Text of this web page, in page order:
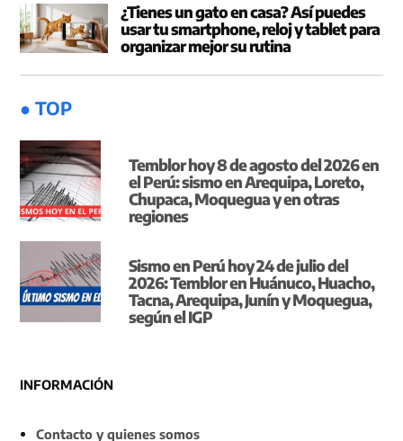
¿Tienes un gato en casa? Así puedes
usar tu smartphone, reloj y tablet para
organizar mejor su rutina
● TOP
Temblor hoy 8 de agosto del 2026 en
el Perú: sismo en Arequipa, Loreto,
Chupaca, Moquegua y en otras
regiones
Sismo en Perú hoy 24 de julio del
2026: Temblor en Huánuco, Huacho,
Tacna, Arequipa, Junín y Moquegua,
según el IGP
INFORMACIÓN
Contacto y quienes somos